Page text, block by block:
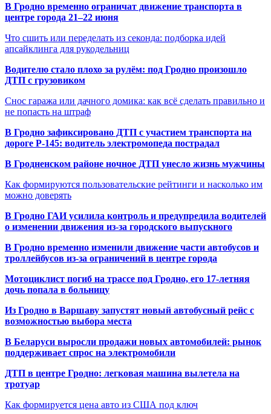
В Гродно временно ограничат движение транспорта в
центре города 21–22 июня
Что сшить или переделать из секонда: подборка идей
апсайклинга для рукодельниц
Водителю стало плохо за рулём: под Гродно произошло
ДТП с грузовиком
Снос гаража или дачного домика: как всё сделать правильно и
не попасть на штраф
В Гродно зафиксировано ДТП с участием транспорта на
дороге Р-145: водитель электромопеда пострадал
В Гродненском районе ночное ДТП унесло жизнь мужчины
Как формируются пользовательские рейтинги и насколько им
можно доверять
В Гродно ГАИ усилила контроль и предупредила водителей
о изменении движения из-за городского выпускного
В Гродно временно изменили движение части автобусов и
троллейбусов из-за ограничений в центре города
Мотоциклист погиб на трассе под Гродно, его 17-летняя
дочь попала в больницу
Из Гродно в Варшаву запустят новый автобусный рейс с
возможностью выбора места
В Беларуси выросли продажи новых автомобилей: рынок
поддерживает спрос на электромобили
ДТП в центре Гродно: легковая машина вылетела на
тротуар
Как формируется цена авто из США под ключ